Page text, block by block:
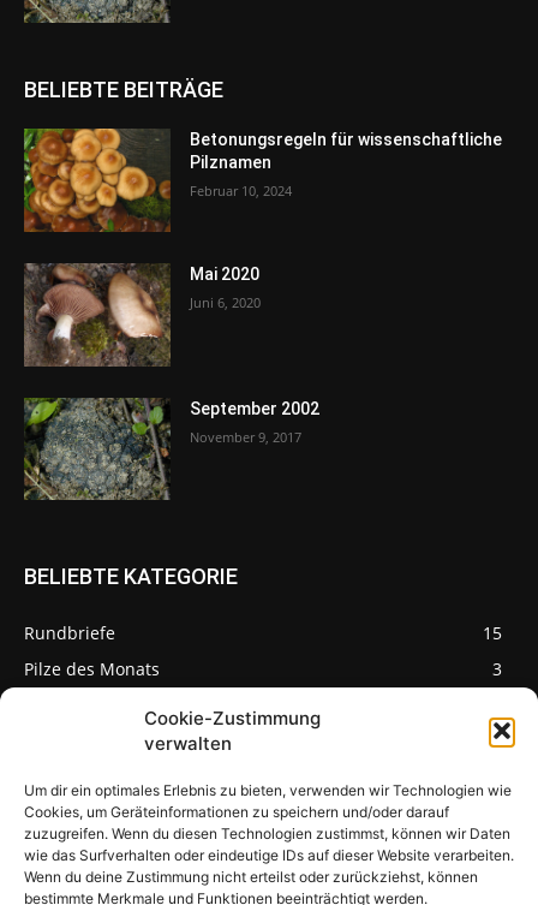
Cookie-Zustimmung
verwalten
Um dir ein optimales Erlebnis zu bieten, verwenden wir Technologien wie
Cookies, um Geräteinformationen zu speichern und/oder darauf
zuzugreifen. Wenn du diesen Technologien zustimmst, können wir Daten
wie das Surfverhalten oder eindeutige IDs auf dieser Website verarbeiten.
Wenn du deine Zustimmung nicht erteilst oder zurückziehst, können
bestimmte Merkmale und Funktionen beeinträchtigt werden.
BELIEBTE BEITRÄGE
Betonungsregeln für wissenschaftliche
Pilznamen
Februar 10, 2024
Mai 2020
Juni 6, 2020
September 2002
November 9, 2017
BELIEBTE KATEGORIE
Rundbriefe
15
Pilze des Monats
3
Pilzseite
Seltene Pilze aus
Mainfranken und
Deutschland